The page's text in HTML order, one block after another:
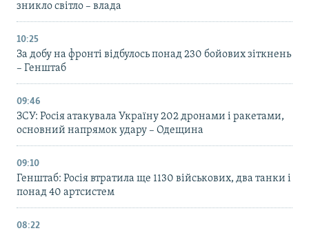
зникло світло – влада
10:25
За добу на фронті відбулось понад 230 бойових зіткнень
– Генштаб
09:46
ЗСУ: Росія атакувала Україну 202 дронами і ракетами,
основний напрямок удару – Одещина
09:10
Генштаб: Росія втратила ще 1130 військових, два танки і
понад 40 артсистем
08:22